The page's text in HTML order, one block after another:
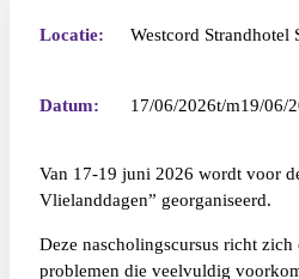
Locatie: Westcord Strandhotel
Datum: 17/06/2026 19/06/
Van 17-19 juni 2026 wordt voor
Vlielanddagen” georganiseerd.
Deze nascholingscursus richt
problemen die veelvuldig